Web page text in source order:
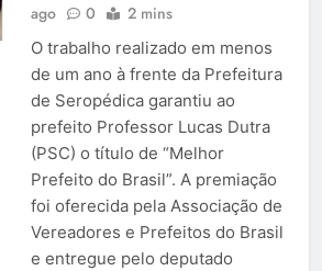
ago
0 2 mins
O trabalho realizado em menos
de um ano à frente da Prefeitura
de Seropédica garantiu ao
prefeito Professor Lucas Dutra
(PSC) o título de “Melhor
Prefeito do Brasil”. A premiação
foi oferecida pela Associação de
Vereadores e Prefeitos do Brasil
e entregue pelo deputado